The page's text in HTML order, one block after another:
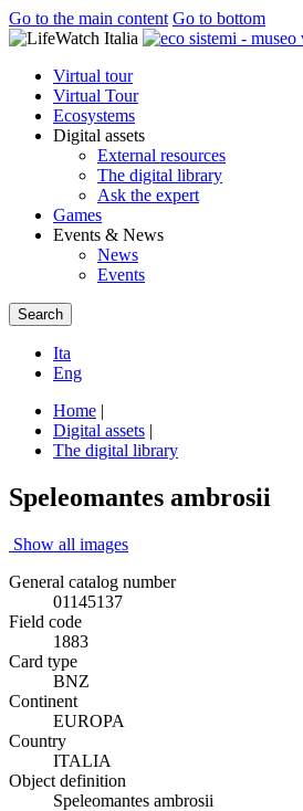
Go to the main content Go to bottom
Virtual tour
Virtual Tour
Ecosystems
Digital assets
External resources
The digital library
Ask the expert
Games
Events & News
News
Events
Search
Ita
Eng
Home |
Digital assets |
The digital library
Speleomantes ambrosii
Show all images
General catalog number
01145137
Field code
1883
Card type
BNZ
Continent
EUROPA
Country
ITALIA
Object definition
Speleomantes ambrosii